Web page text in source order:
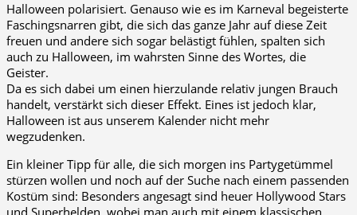
Halloween polarisiert. Genauso wie es im Karneval begeisterte
Faschingsnarren gibt, die sich das ganze Jahr auf diese Zeit
freuen und andere sich sogar belästigt fühlen, spalten sich
auch zu Halloween, im wahrsten Sinne des Wortes, die
Geister.
Da es sich dabei um einen hierzulande relativ jungen Brauch
handelt, verstärkt sich dieser Effekt. Eines ist jedoch klar,
Halloween ist aus unserem Kalender nicht mehr
wegzudenken.
Ein kleiner Tipp für alle, die sich morgen ins Partygetümmel
stürzen wollen und noch auf der Suche nach einem passenden
Kostüm sind: Besonders angesagt sind heuer Hollywood Stars